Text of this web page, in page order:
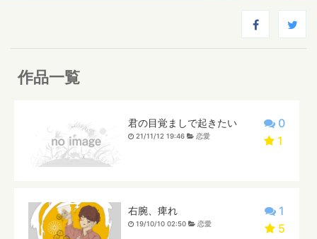
作品一覧
0
1
君の目覚ましで起きたい
21/11/12 19:46 恋愛
1
5
右腕、痺れ
19/10/10 02:50 恋愛